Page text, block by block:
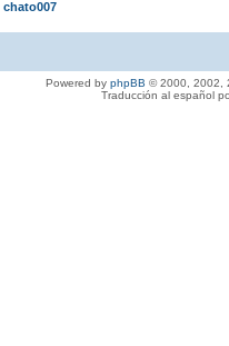
chato007
Powered by phpBB © 2000, 2002,
Traducción al español